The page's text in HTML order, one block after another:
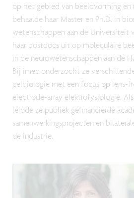
op het gebied van beeldvorming en
behaalde haar Master en Ph.D. in
wetenschappen aan de Universiteit
haar postdocs uit op moleculaire
in de neurowetenschappen aan de
Bij imec onderzocht ze
celbiologie met een focus op lens-
electrode-array elektrofysiologie.
leidde ze publiek gefinancierde
samenwerkingsprojecten en
de industrie.